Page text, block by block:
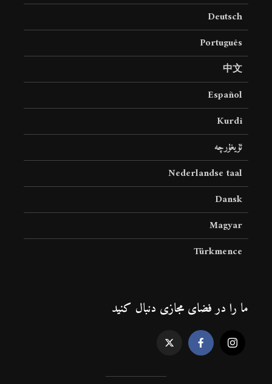
Deutsch
Português
中文
Español
Kurdî
ئۇيغۇرچە
Nederlandse taal
Dansk
Magyar
Türkmence
ما را در فضای مجازی دنبال کنید